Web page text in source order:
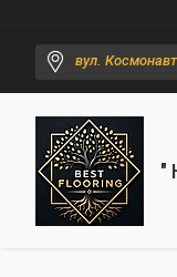
вул.
"